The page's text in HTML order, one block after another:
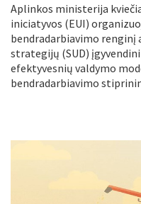
Aplinkos ministerija
iniciatyvos (EUI)
bendradarbiavimo
strategijų (SUD)
efektyvesnių valdymo
bendradarbiavimo